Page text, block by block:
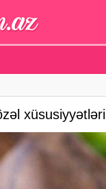
xüsusiyyətləri